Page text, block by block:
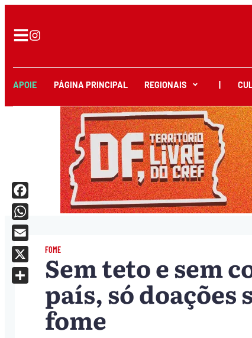
APOIE PÁGINA PRINCIPAL REGIONAIS
FOME
Sem teto e sem
país, só
fome
Facebook
WhatsApp
Email
X